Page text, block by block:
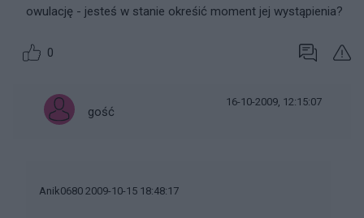
owulację - jesteś w stanie okreśić moment jej wystąpienia?
0
gość
16-10-2009, 12:15:07
Anik0680 2009-10-15 18:48:17